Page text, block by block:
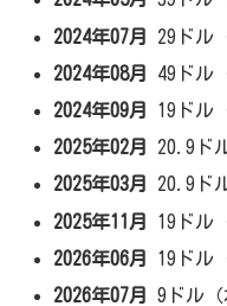
2024年07月
29ドル
2024年08月
49ドル
2024年09月
19ドル
2025年02月
20.9ドル
2025年03月
20.9ド
2025年11月
19ドル
2026年06月
19ドル
2026年07月
9ドル（